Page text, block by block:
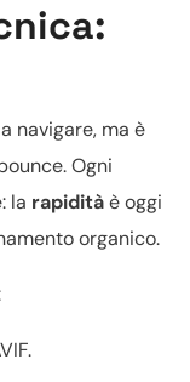
navigare, ma è
Ogni
la rapiditàè oggi
organico.